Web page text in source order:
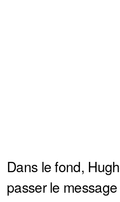
Dans le fond,
passer le